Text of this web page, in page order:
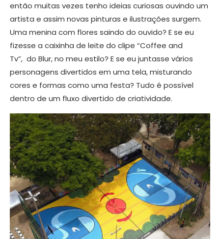
então muitas vezes tenho ideias curiosas ouvindo um
artista e assim novas pinturas e ilustrações surgem.
Uma menina com flores saindo do ouvido? E se eu
fizesse a caixinha de leite do clipe “Coffee and
Tv”, do Blur, no meu estilo? E se eu juntasse vários
personagens divertidos em uma tela, misturando
cores e formas como uma festa? Tudo é possível
dentro de um fluxo divertido de criatividade.